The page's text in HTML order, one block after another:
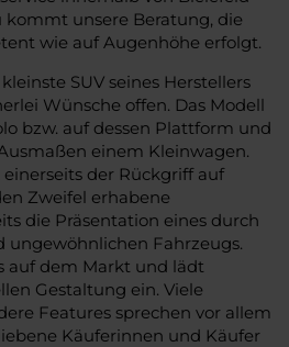
unsere Beratung, die
wie auf Augenhöhe erfolgt.
SUV seines Herstellers
Wünsche offen. Das Modell
bzw. auf dessen Plattform und
einem Kleinwagen.
der Rückgriff auf
Zweifel erhabene
die Präsentation eines durch
ungewöhnlichen Fahrzeugs.
auf dem Markt und lädt
Gestaltung ein. Viele
Features sprechen vor allem
Käuferinnen und Käufer